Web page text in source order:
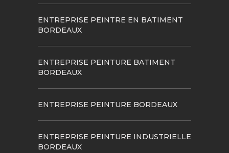
ENTREPRISE PEINTRE EN BATIMENT
BORDEAUX
ENTREPRISE PEINTURE BATIMENT
BORDEAUX
ENTREPRISE PEINTURE BORDEAUX
ENTREPRISE PEINTURE INDUSTRIELLE
BORDEAUX